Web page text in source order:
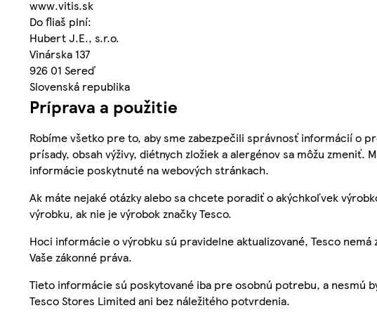
www.vitis.sk
Do fliaš plní:
Hubert J.E., s.r.o.
Vinárska 137
926 01 Sereď
Slovenská republika
Príprava a použitie
Robíme všetko pre to, aby sme zabezpečili správnosť informácií o
prísady, obsah výživy, diétnych zložiek a alergénov sa môžu
informácie poskytnuté na webových stránkach.
Ak máte nejaké otázky alebo sa chcete poradiť o akýchkoľvek
výrobku, ak nie je výrobok značky Tesco.
Hoci informácie o výrobku sú pravidelne aktualizované, Tesco
Vaše zákonné práva.
Tieto informácie sú poskytované iba pre osobnú potrebu, a nesmú
Tesco Stores Limited ani bez náležitého potvrdenia.